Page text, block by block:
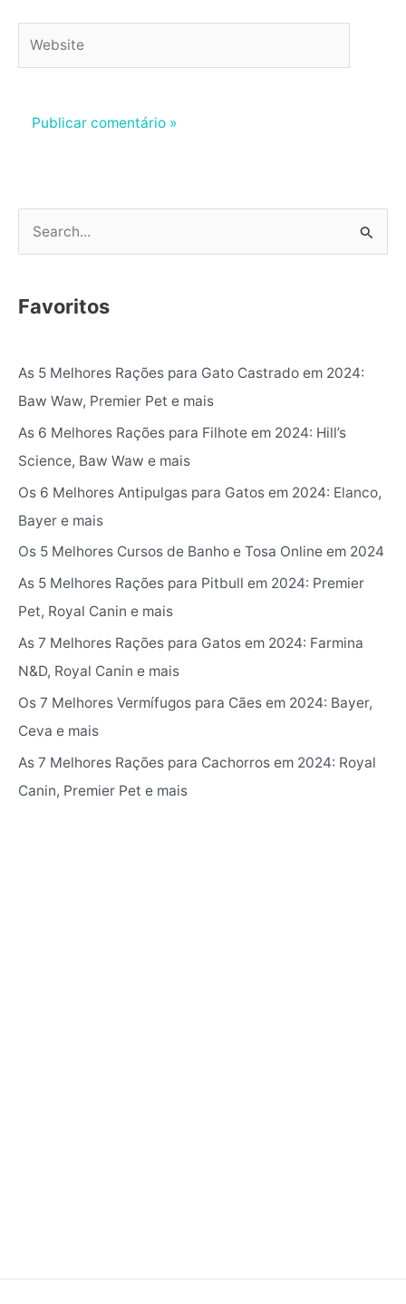
i
s
a
r
p
o
r
Favoritos
As 5 Melhores Rações para Gato Castrado em 2024:
Baw Waw, Premier Pet e mais
As 6 Melhores Rações para Filhote em 2024: Hill’s
Science, Baw Waw e mais
Os 6 Melhores Antipulgas para Gatos em 2024: Elanco,
Bayer e mais
Os 5 Melhores Cursos de Banho e Tosa Online em 2024
As 5 Melhores Rações para Pitbull em 2024: Premier
Pet, Royal Canin e mais
As 7 Melhores Rações para Gatos em 2024: Farmina
N&D, Royal Canin e mais
Os 7 Melhores Vermífugos para Cães em 2024: ‎Bayer,
Ceva e mais
As 7 Melhores Rações para Cachorros em 2024: Royal
Canin, Premier Pet e mais